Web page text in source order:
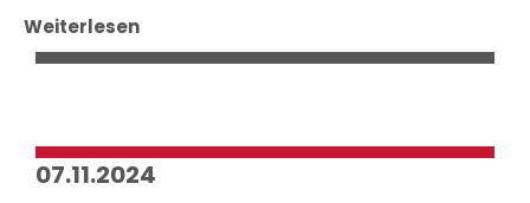
Weiterlesen
07.11.2024